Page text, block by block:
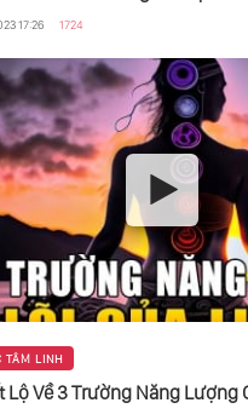
17:26 1724
TÂM LINH
Lộ Về 3 Trường Năng Lượng